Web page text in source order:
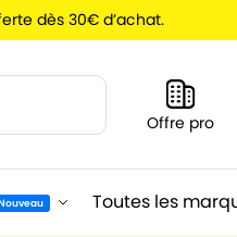
dès 30€ d’achat.
Offre pro
Toutes les